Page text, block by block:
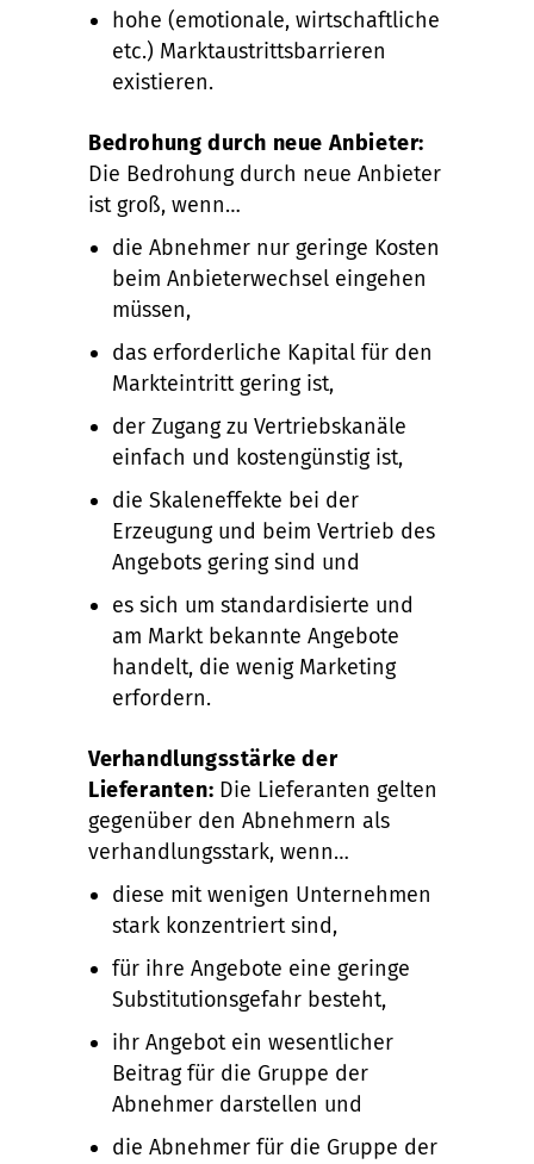
hohe (emotionale, wirtschaftliche
etc.) Marktaustrittsbarrieren
existieren.
Bedrohung durch neue Anbieter:
Die Bedrohung durch neue Anbieter
ist groß, wenn…
die Abnehmer nur geringe Kosten
beim Anbieterwechsel eingehen
müssen,
das erforderliche Kapital für den
Markteintritt gering ist,
der Zugang zu Vertriebskanäle
einfach und kostengünstig ist,
die Skaleneffekte bei der
Erzeugung und beim Vertrieb des
Angebots gering sind und
es sich um standardisierte und
am Markt bekannte Angebote
handelt, die wenig Marketing
erfordern.
Verhandlungsstärke der
Lieferanten: Die Lieferanten gelten
gegenüber den Abnehmern als
verhandlungsstark, wenn…
diese mit wenigen Unternehmen
stark konzentriert sind,
für ihre Angebote eine geringe
Substitutionsgefahr besteht,
ihr Angebot ein wesentlicher
Beitrag für die Gruppe der
Abnehmer darstellen und
die Abnehmer für die Gruppe der